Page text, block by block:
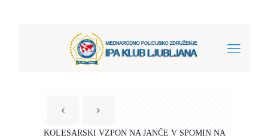
KOLESARSKI VZPON NA JANČE V SPOMIN NA